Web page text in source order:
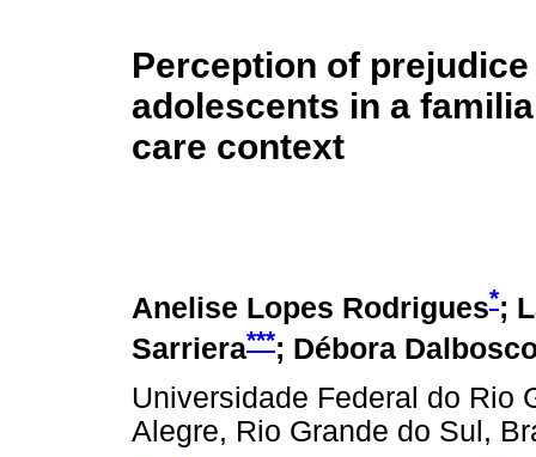
Perception of
adolescents in a
care context
Anelise Lopes Rodrigues*;
Sarriera***; Débora
Universidade Federal do Rio
Alegre, Rio Grande do Sul,